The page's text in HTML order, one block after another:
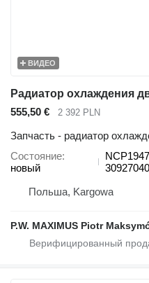
ВИДЕО
555,50 € 2 392 PLN
Запчасть - радиатор
Состояние
новый
30927040
Польша, Kargowa
P.W. MAXIMUS Piotr